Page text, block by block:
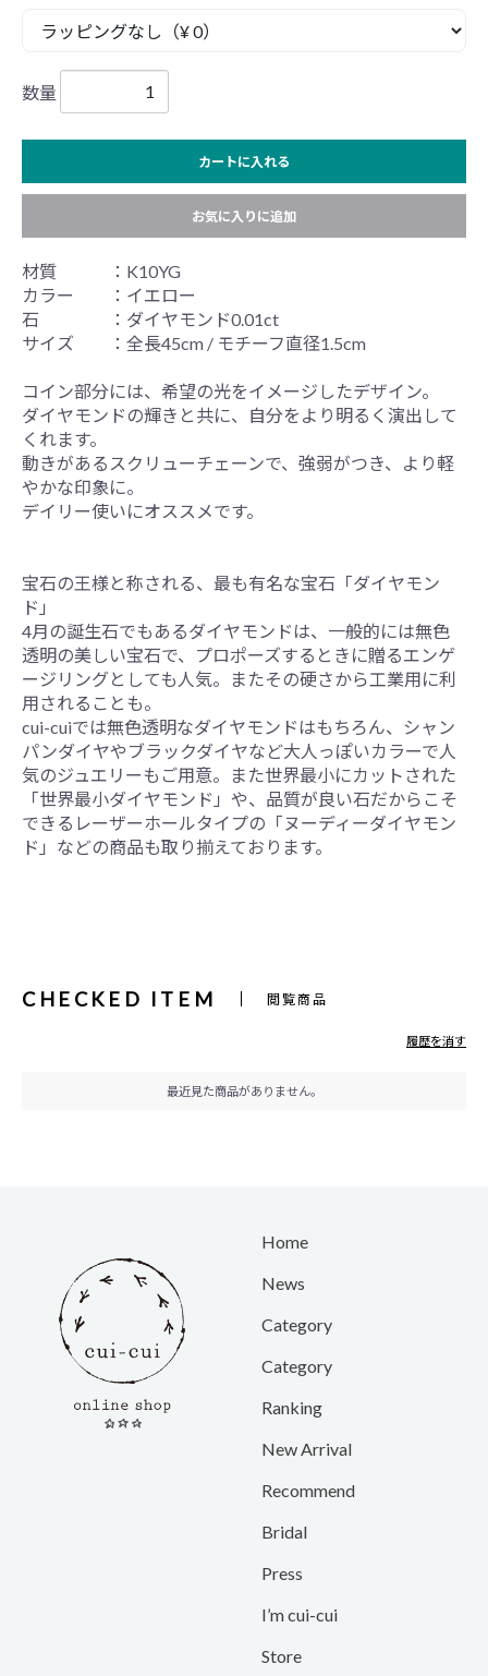
数量
カートに入れる
お気に入りに追加
材質 ：K10YG
カラー ：イエロー
石 ：ダイヤモンド0.01ct
サイズ ：全長45cm / モチーフ直径1.5cm
コイン部分には、希望の光をイメージしたデザイン。
ダイヤモンドの輝きと共に、自分をより明るく演出して
くれます。
動きがあるスクリューチェーンで、強弱がつき、より軽
やかな印象に。
デイリー使いにオススメです。
宝石の王様と称される、最も有名な宝石「ダイヤモン
ド」
4月の誕生石でもあるダイヤモンドは、一般的には無色
透明の美しい宝石で、プロポーズするときに贈るエンゲ
ージリングとしても人気。またその硬さから工業用に利
用されることも。
cui-cuiでは無色透明なダイヤモンドはもちろん、シャン
パンダイヤやブラックダイヤなど大人っぽいカラーで人
気のジュエリーもご用意。また世界最小にカットされた
「世界最小ダイヤモンド」や、品質が良い石だからこそ
できるレーザーホールタイプの「ヌーディーダイヤモン
ド」などの商品も取り揃えております。
CHECKED ITEM 閲覧商品
履歴を消す
最近見た商品がありません。
Home
News
Category
Category
Ranking
New Arrival
Recommend
Bridal
Press
I’m cui-cui
Store